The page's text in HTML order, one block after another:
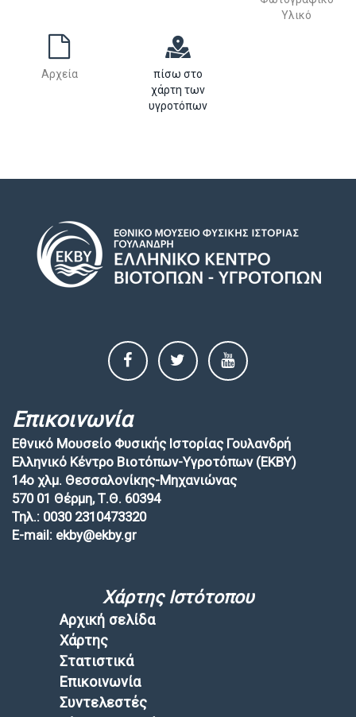
Υλικό
Αρχεία
πίσω στο
χάρτη των
υγροτόπων
Επικοινωνία
Εθνικό Μουσείο Φυσικής Ιστορίας Γουλανδρή
Ελληνικό Κέντρο Βιοτόπων-Υγροτόπων (EKBY)
14ο χλμ. Θεσσαλονίκης-Μηχανιώνας
570 01 Θέρμη, Τ.Θ. 60394
Τηλ.: 0030 2310473320
E-mail: ekby@ekby.gr
Χάρτης Ιστότοπου
Αρχική σελίδα
Χάρτης
Στατιστικά
Επικοινωνία
Συντελεστές